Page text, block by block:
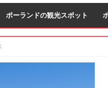
ポーランドの観光スポット